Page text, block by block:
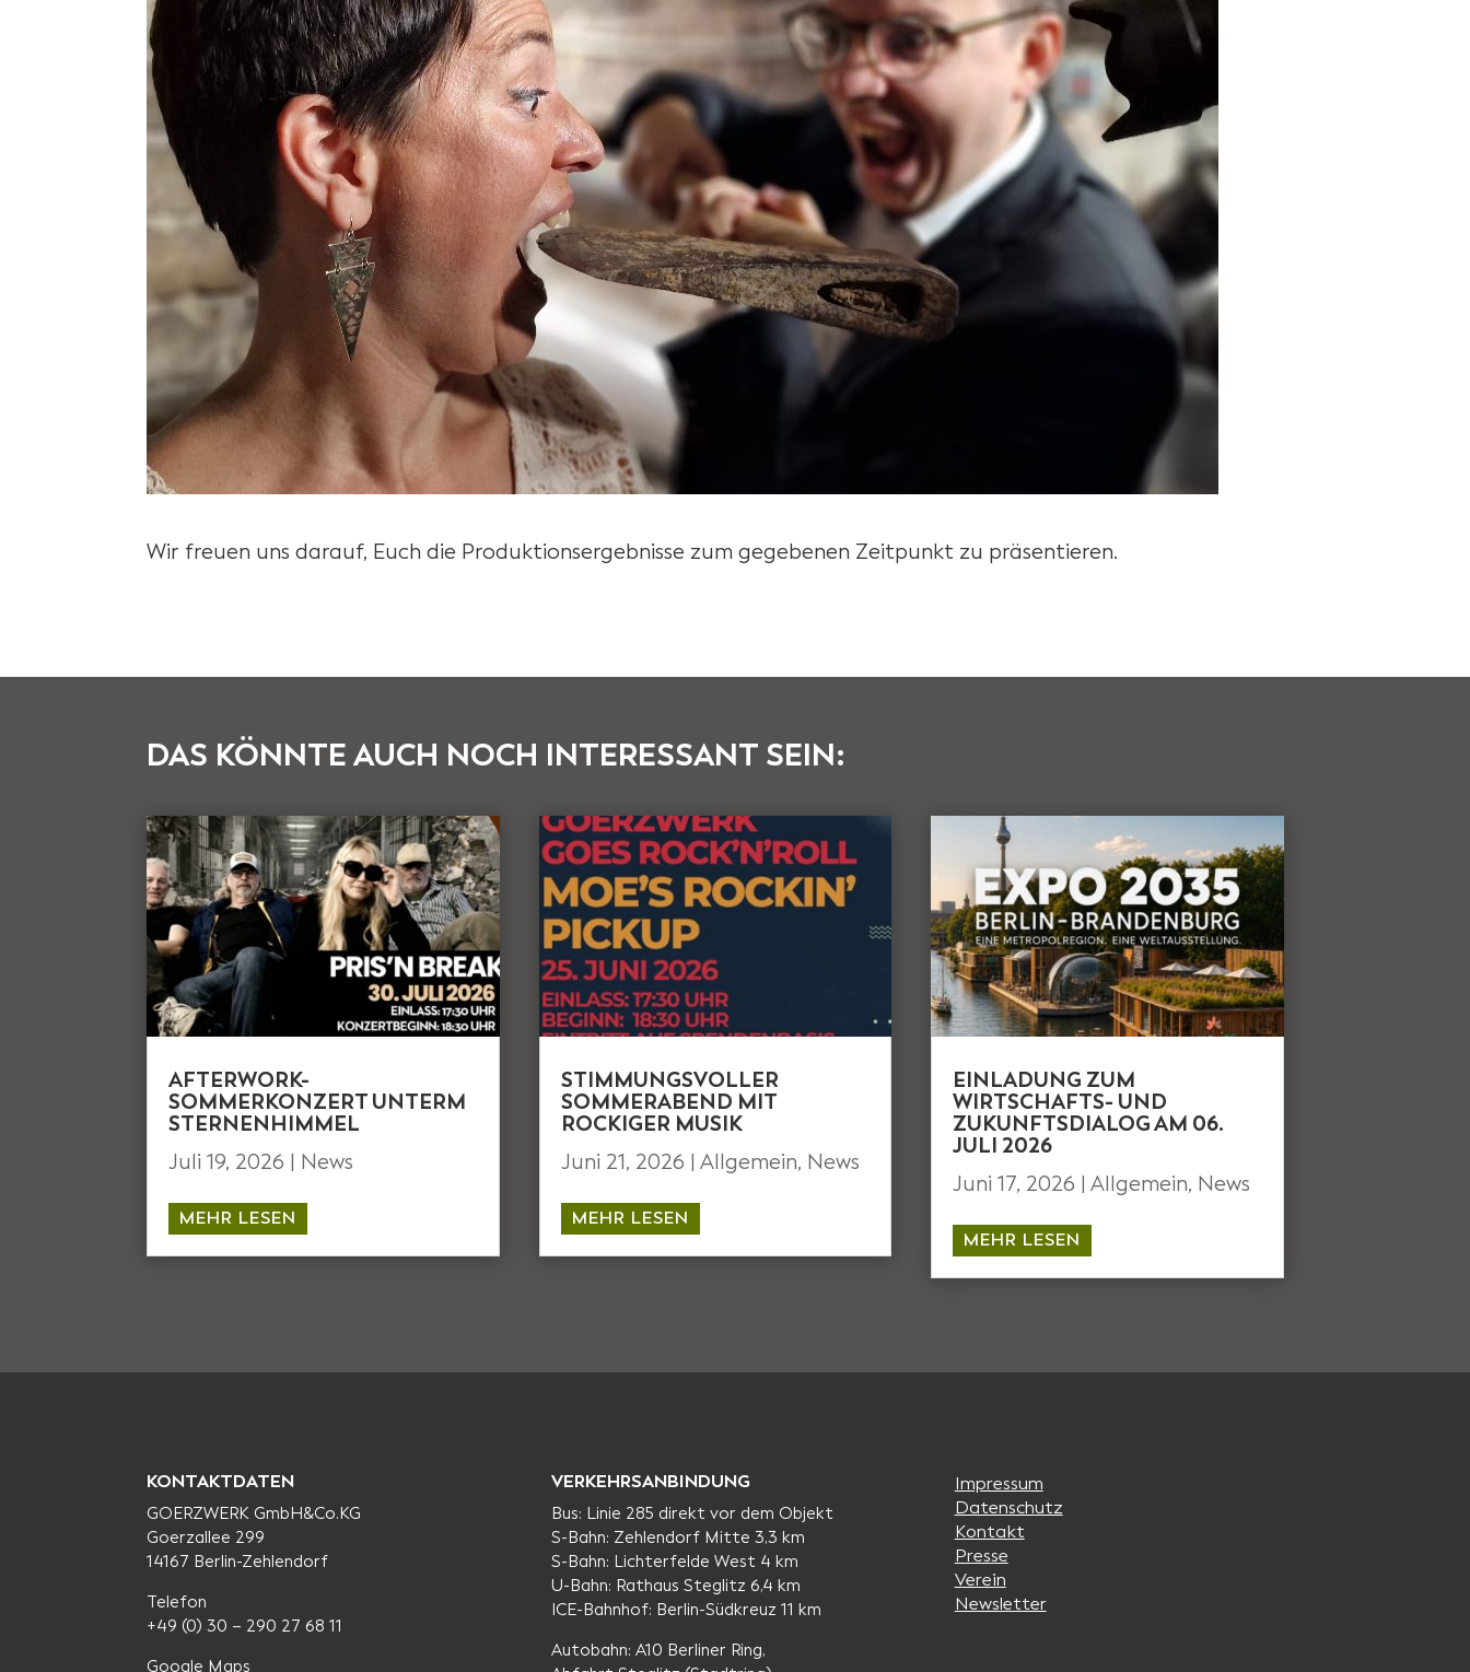
Wir freuen uns darauf, Euch die Produktionsergebnisse zum gegebenen Zeitpunkt zu präsentieren.
DAS KÖNNTE AUCH NOCH INTERESSANT SEIN:
AFTERWORK-
SOMMERKONZERT UNTERM
STERNENHIMMEL
Juli 19, 2026 | News
MEHR LESEN
STIMMUNGSVOLLER
SOMMERABEND MIT
ROCKIGER MUSIK
Juni 21, 2026 | Allgemein, News
MEHR LESEN
EINLADUNG ZUM
WIRTSCHAFTS- UND
ZUKUNFTSDIALOG AM 06.
JULI 2026
Juni 17, 2026 |Allgemein, News
MEHR LESEN
KONTAKTDATEN
GOERZWERK GmbH&Co.KG
Goerzallee 299
14167 Berlin-Zehlendorf
Telefon
+49 (0) 30 – 290 27 68 11
Google Maps
VERKEHRSANBINDUNG
Bus: Linie 285 direkt vor dem Objekt
S-Bahn: Zehlendorf Mitte 3,3 km
S-Bahn: Lichterfelde West 4 km
U-Bahn: Rathaus Steglitz 6,4 km
ICE-Bahnhof: Berlin-Südkreuz 11 km
Autobahn: A10 Berliner Ring,
Impressum
Datenschutz
Kontakt
Presse
Verein
Newsletter